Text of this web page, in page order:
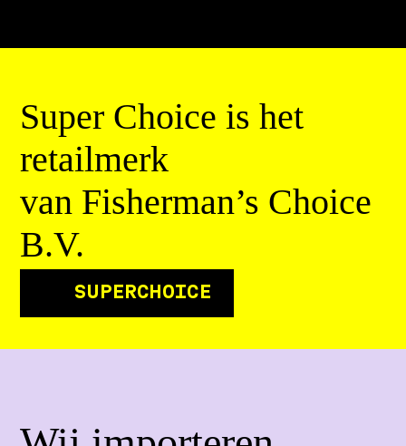
Super Choice is het
retailmerk
van Fisherman’s Choice
B.V.
SUPERCHOICE